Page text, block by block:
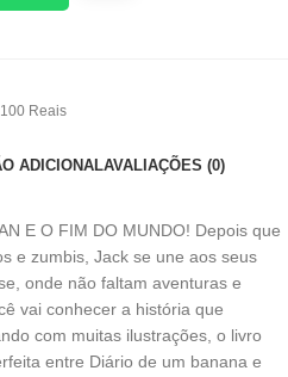
Reais
ADICIONALAVALIAÇÕES (0)
E O FIM DO MUNDO! Depois que
e zumbis, Jack se une aos seus
onde não faltam aventuras e
vai conhecer a história que
com muitas ilustrações, o livro
entre Diário de um banana e